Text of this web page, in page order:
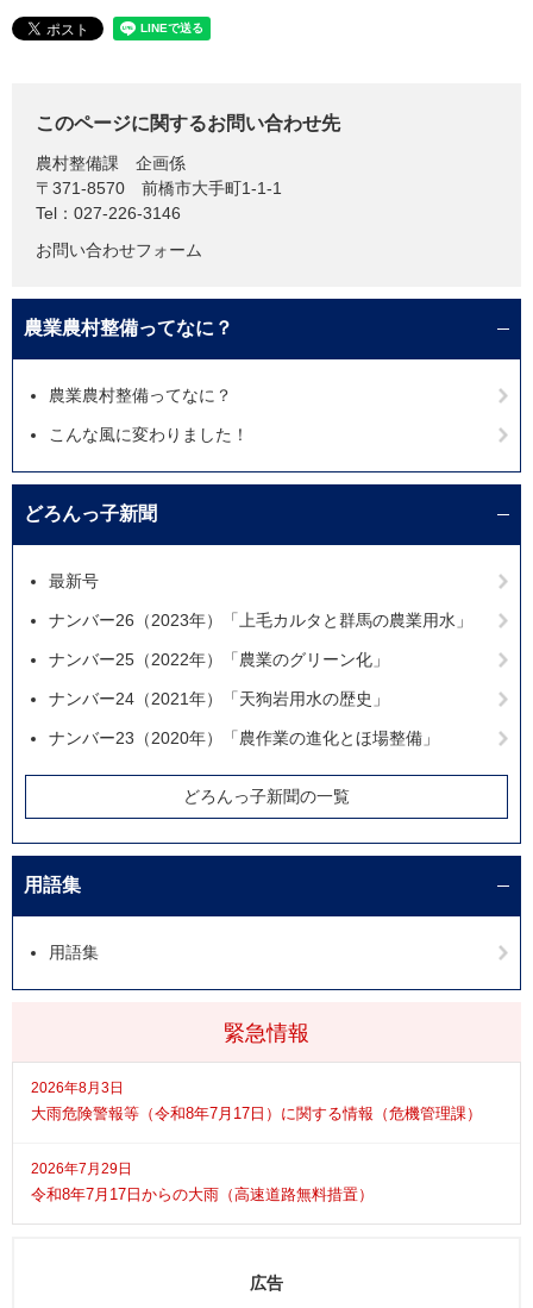
このページに関するお問い合わせ先
農村整備課
企画係
〒371-8570
前橋市大手町1-1-1
Tel：027-226-3146
お問い合わせフォーム
緊急情報
2026年8月3日
大雨危険警報等（令和8年7月17日）に関する情報（危機管理課）
2026年7月29日
令和8年7月17日からの大雨（高速道路無料措置）
農業農村整備ってなに？
農業農村整備ってなに？
こんな風に変わりました！
どろんっ子新聞
最新号
ナンバー26（2023年）「上毛カルタと群馬の農業用水」
ナンバー25（2022年）「農業のグリーン化」
ナンバー24（2021年）「天狗岩用水の歴史」
ナンバー23（2020年）「農作業の進化とほ場整備」
どろんっ子新聞の一覧
用語集
用語集
広告